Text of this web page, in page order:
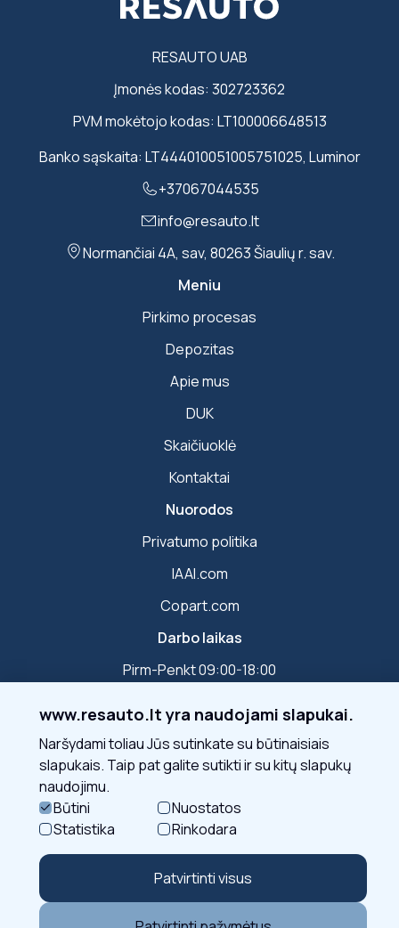
RESAUTO UAB
Įmonės kodas: 302723362
PVM mokėtojo kodas: LT100006648513
Banko sąskaita: LT444010051005751025, Luminor
+37067044535
info@resauto.lt
Normančiai 4A, sav, 80263 Šiaulių r. sav.
Meniu
Pirkimo procesas
Depozitas
Apie mus
DUK
Skaičiuoklė
Kontaktai
Nuorodos
Privatumo politika
IAAI.com
Copart.com
Darbo laikas
Pirm-Penkt 09:00-18:00
Susisiekite
Sekite mus
www.resauto.lt yra naudojami slapukai.
Naršydami toliau Jūs sutinkate su būtinaisiais
slapukais. Taip pat galite sutikti ir su kitų slapukų
naudojimu.
Būtini
Nuostatos
Statistika
Rinkodara
Patvirtinti visus